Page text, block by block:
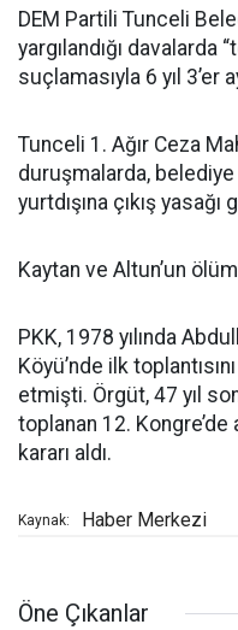
DEM Partili Tunceli
yargılandığı davalarda
suçlamasıyla 6 yıl 3’er
Tunceli 1. Ağır Ceza
duruşmalarda, belediye
yurtdışına çıkış yasağı
Kaytan ve Altun’un
PKK, 1978 yılında
Köyü’nde ilk
etmişti. Örgüt, 47 yıl
toplanan 12.
kararı aldı.
Kaynak: Haber Merkezi
Öne Çıkanlar